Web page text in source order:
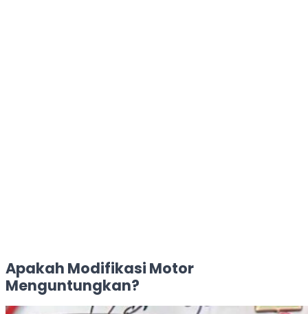
Apakah Modifikasi Motor
Menguntungkan?